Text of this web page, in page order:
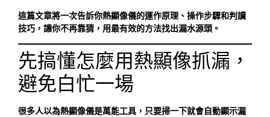
這篇文章將一次告訴你熱顯像儀的運作原理、操作步驟和判讀
技巧，讓你不再靠猜，用最有效的方法找出漏水源頭。
先搞懂怎麼用熱顯像抓漏，
避免白忙一場
很多人以為熱顯像儀是萬能工具，只要掃一下就會自動顯示漏